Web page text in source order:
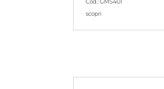
Cod.: GMS401
scopri